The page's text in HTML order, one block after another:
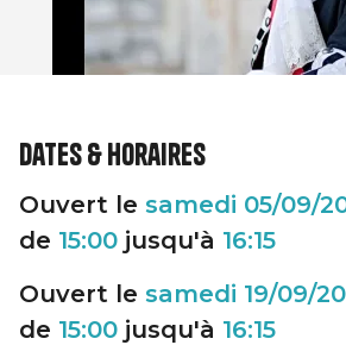
Dates & horaires
Ouvert le samedi 05/09/
de 15:00 jusqu'à 16:15
Ouvert le samedi 19/09/
de 15:00 jusqu'à 16:15